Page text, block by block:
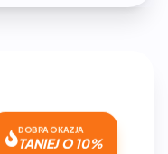
DOBRA OKAZJA
TANIEJ O 10%